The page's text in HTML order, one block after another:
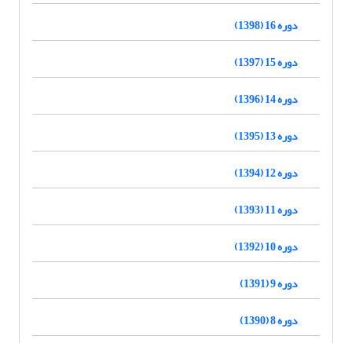
دوره 16 (1398)
دوره 15 (1397)
دوره 14 (1396)
دوره 13 (1395)
دوره 12 (1394)
دوره 11 (1393)
دوره 10 (1392)
دوره 9 (1391)
دوره 8 (1390)